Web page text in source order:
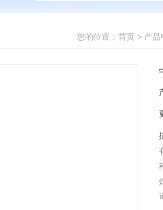
您的位置： 首页 > 产品